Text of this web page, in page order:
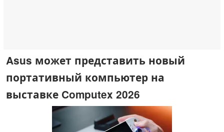
Asus может представить новый
портативный компьютер на
выставке Computex 2026